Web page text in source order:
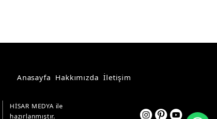
Anasayfa Hakkımızda İletişim
HİSAR MEDYA ile
hazırlanmıştır.